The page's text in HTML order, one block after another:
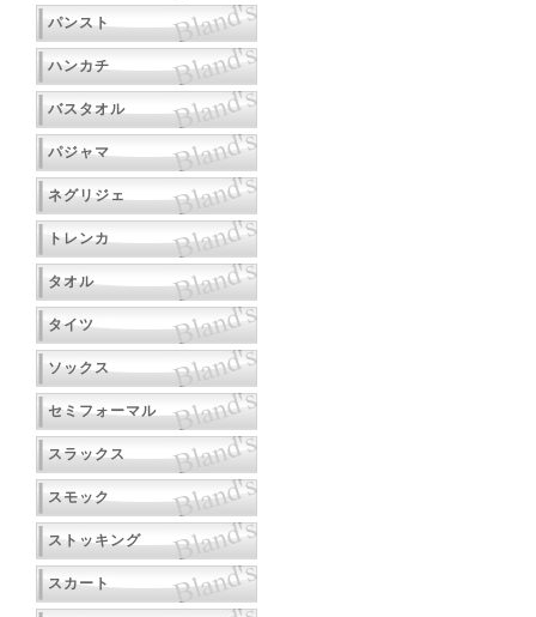
パンスト
ハンカチ
バスタオル
パジャマ
ネグリジェ
トレンカ
タオル
タイツ
ソックス
セミフォーマル
スラックス
スモック
ストッキング
スカート